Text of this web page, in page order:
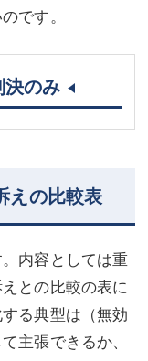
です。
のみ
えの比較表
内容としては重
との比較の表に
る典型は（無効
主張できるか、